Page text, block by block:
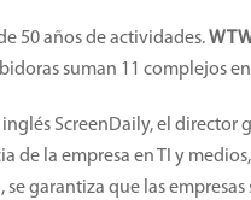
50 años de actividades.
suman 11 complejos
ScreenDaily, el director
de la empresa en TI y
garantiza que las